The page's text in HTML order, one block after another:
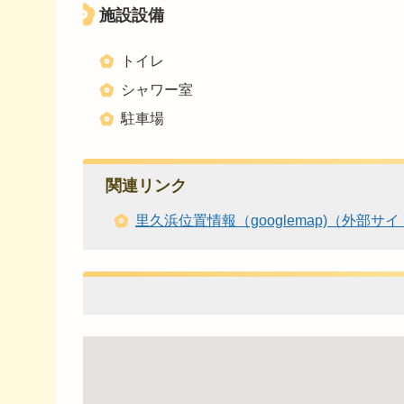
施設設備
トイレ
シャワー室
駐車場
関連リンク
里久浜位置情報（googlemap)（外部サイ